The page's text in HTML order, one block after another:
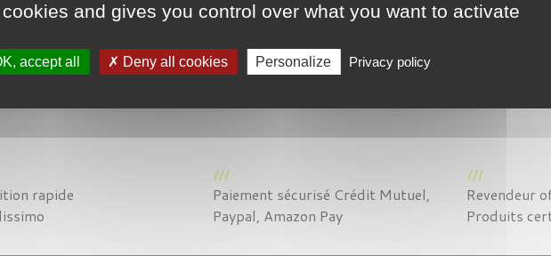
rapide
Paiement sécurisé Crédit Mutuel,
Paypal, Amazon Pay
Revendeur
Produits
and gives you control over what you want to activate
accept all Deny all cookies Personalize Privacy policy